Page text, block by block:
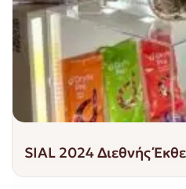
SIAL 2024 Διεθνής